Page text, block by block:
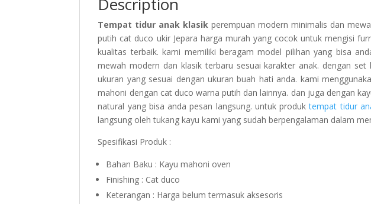
Tempat tidur anak klasik perempuan modern minimalis dan
putih cat duco ukir Jepara harga murah yang cocok untuk mengisi
kualitas terbaik. kami memiliki beragam model pilihan yang bisa
mewah modern dan klasik terbaru sesuai karakter anak. dengan
ukuran yang sesuai dengan ukuran buah hati anda. kami
mahoni dengan cat duco warna putih dan lainnya. dan juga dengan
natural yang bisa anda pesan langsung. untuk produktempat tidur
langsung oleh tukang kayu kami yang sudah berpengalaman dalam
Spesifikasi Produk :
Bahan Baku : Kayu mahoni oven
Finishing : Cat duco
Keterangan : Harga belum termasuk aksesoris